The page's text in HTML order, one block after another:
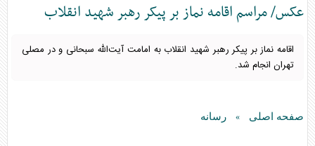
عکس/ مراسم اقامه نماز بر پیکر رهبر شهید انقلاب
اقامه نماز بر پیکر رهبر شهید انقلاب به امامت آیت‌الله سبحانی و در مصلی
تهران انجام شد.
صفحه اصلی » رسانه